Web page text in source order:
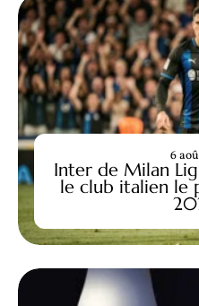
Inter de Milan
le club italien le
6